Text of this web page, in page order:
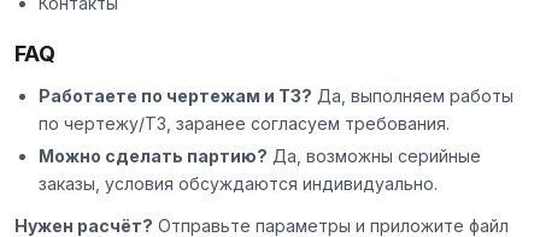
FAQ
Работаете по чертежам и ТЗ? Да, выполняем работы
по чертежу/ТЗ, заранее согласуем требования.
Можно сделать партию? Да, возможны серийные
заказы, условия обсуждаются индивидуально.
Нужен расчёт? Отправьте параметры и приложите файл